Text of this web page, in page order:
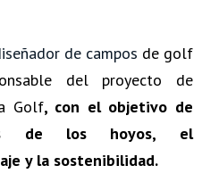
de campos de golf
del proyecto de
Golf, con el objetivo de
de los hoyos,
el
y la sostenibilidad.